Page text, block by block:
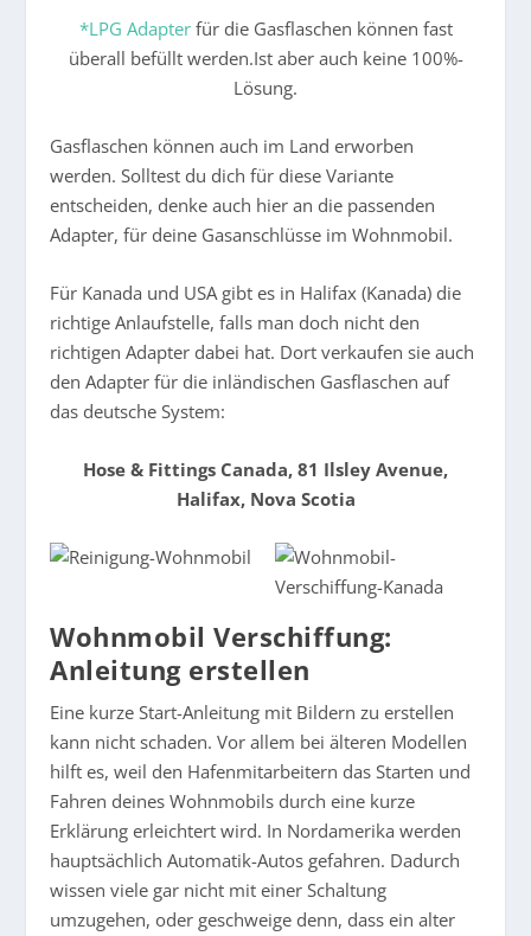
*LPG Adapterfür die Gasflaschen können fast
überall befüllt werden.Ist aber auch keine 100%-
Lösung.
Gasflaschen können auch im Land erworben
werden. Solltest du dich für diese Variante
entscheiden, denke auch hier an die passenden
Adapter, für deine Gasanschlüsse im Wohnmobil.
Für Kanada und USA gibt es in Halifax (Kanada) die
richtige Anlaufstelle, falls man doch nicht den
richtigen Adapter dabei hat. Dort verkaufen sie auch
den Adapter für die inländischen Gasflaschen auf
das deutsche System:
Hose & Fittings Canada, 81 Ilsley Avenue,
Halifax, Nova Scotia
Wohnmobil Verschiffung:
Anleitung erstellen
Eine kurze Start-Anleitung mit Bildern zu erstellen
kann nicht schaden. Vor allem bei älteren Modellen
hilft es, weil den Hafenmitarbeitern das Starten und
Fahren deines Wohnmobils durch eine kurze
Erklärung erleichtert wird. In Nordamerika werden
hauptsächlich Automatik-Autos gefahren. Dadurch
wissen viele gar nicht mit einer Schaltung
umzugehen, oder geschweige denn, dass ein alter